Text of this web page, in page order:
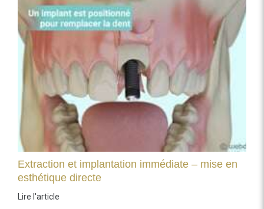
Extraction et implantation immédiate – mise en
esthétique directe
Lire l'article